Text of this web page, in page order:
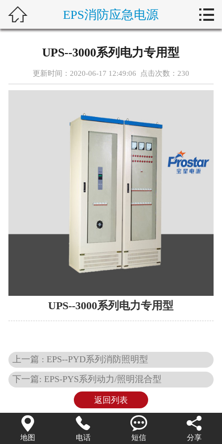

新闻动态
设备维护
行业动态
在线留言
 EPS消防应急电源 
UPS--3000系列电力专用型
更新时间：2020-06-17 12:49:06 点击次数： 230
UPS--3000系列电力专用型
上一篇 : EPS--PYD系列消防照明型
下一篇: EPS-PYS系列动力/照明混合型
返回列表

地图

电话

短信

分享